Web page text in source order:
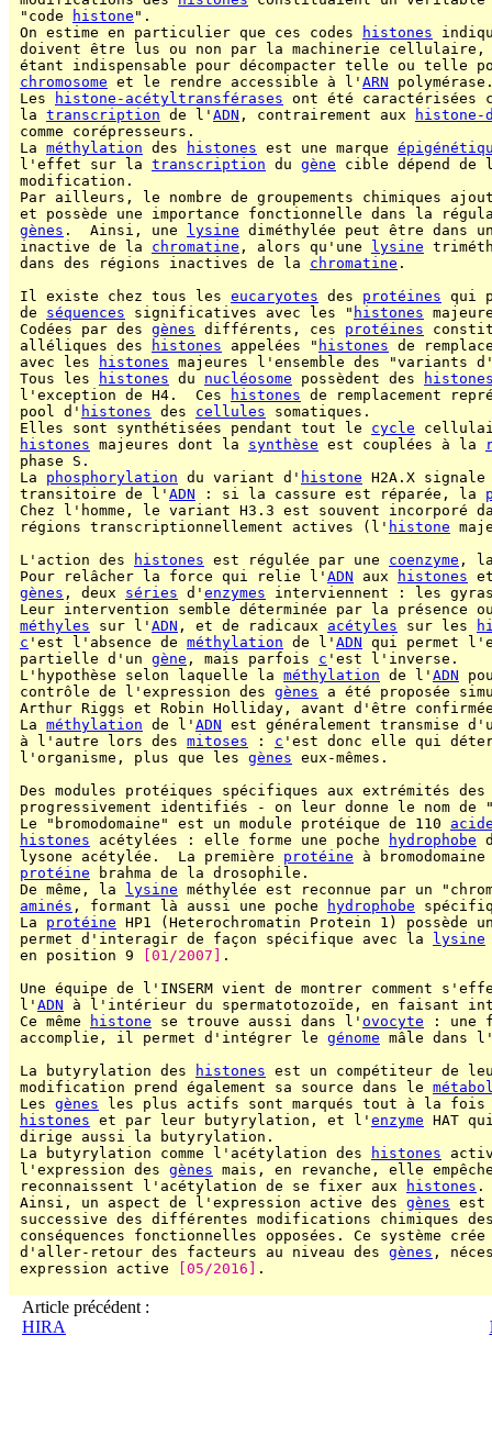
"code
histone ".
On estime en particulier que ces codes
histones
doivent être lus ou non par la machinerie cellulaire,
étant indispensable pour décompacter telle ou telle
chromosome et le rendre accessible à l' ARN
Les
histone-acétyltransférases ont été caractérisées
la transcription de l' ADN , contrairement aux
histone-
comme corépresseurs.
La méthylation des histones est une marque
l'effet sur la transcription du gène cible dépend de
modification.
Par ailleurs, le nombre de groupements chimiques
et possède une importance fonctionnelle dans la
gènes .  Ainsi, une lysine diméthylée peut être dans
inactive de la chromatine , alors qu'une lysine
dans des régions inactives de la chromatine .
Il existe chez tous les eucaryotes des protéines qui
de séquences significatives avec les " histones
Codées par des gènes différents, ces protéines
alléliques des
histones appelées " histones de
avec les
histones majeures l'ensemble des "variants
Tous les
histones du nucléosome possèdent des
l'exception de H4.  Ces
histones de remplacement
pool d' histones des cellules somatiques.
Elles sont synthétisées pendant tout le cycle
histones majeures dont la synthèse est couplées à la
phase S.
La phosphorylation du variant d' histone H2A.X
transitoire de l' ADN : si la cassure est réparée, la
Chez l'homme, le variant H3.3 est souvent incorporé
régions transcriptionnellement actives (l' histone
L'action des
histones est régulée par une coenzyme ,
Pour relâcher la force qui relie l' ADN aux histones
gènes , deux séries d' enzymes interviennent : les
Leur intervention semble déterminée par la présence
méthyles sur l' ADN , et de radicaux acétyles sur les
c 'est l'absence de méthylation de l' ADN qui permet
partielle d'un gène , mais parfois c 'est l'inverse.
L'hypothèse selon laquelle la méthylation de l' ADN
contrôle de l'expression des gènes a été proposée
Arthur Riggs et Robin Holliday, avant d'être confirmée
La méthylation de l' ADN est généralement transmise
à l'autre lors des mitoses : c 'est donc elle qui
l'organisme, plus que les gènes eux-mêmes.
Des modules protéiques spécifiques aux extrémités
progressivement identifiés - on leur donne le nom de
Le "bromodomaine" est un module protéique de 110
histones acétylées : elle forme une poche hydrophobe
lysone acétylée.  La première protéine à
protéine brahma de la drosophile.
De même, la
lysine méthylée est reconnue par un
aminés , formant là aussi une poche hydrophobe
La protéine HP1 (Heterochromatin Protein 1) possède
permet d'interagir de façon spécifique avec la
lysine
en position 9
[01/2007]
.
Une équipe de l'INSERM vient de montrer comment
l' ADN à l'intérieur du spermatotozoïde, en faisant
Ce même
histone se trouve aussi dans l' ovocyte : une
accomplie, il permet d'intégrer le génome mâle dans
La butyrylation des
histones est un compétiteur de
modification prend également sa source dans le
Les gènes les plus actifs sont marqués tout à la
histones et par leur butyrylation, et l' enzyme HAT
dirige aussi la butyrylation.
La butyrylation comme l'acétylation des
histones
l'expression des gènes mais, en revanche, elle
reconnaissent l'acétylation de se fixer aux
histones .
Ainsi, un aspect de l'expression active des gènes
successive des différentes modifications chimiques
conséquences fonctionnelles opposées. Ce système
d'aller-retour des facteurs au niveau des gènes ,
expression active
[05/2016] .
Article précédent :
HIRA